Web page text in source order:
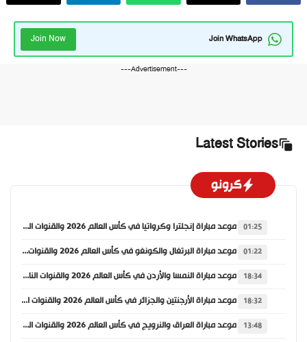
Join WhatsApp
Join Now
---Advertisement---
Latest Stories
كرونو
01:25 موعد مباراة إنجلترا وكرواتيا في كأس العالم 2026 والقنوات الناقلة
01:22 موعد مباراة البرتغال والكونغو في كأس العالم 2026 والقنوات الناقلة
18:34 موعد مباراة النمسا والأردن في كأس العالم 2026 والقنوات الناقلة
18:32 موعد مباراة الأرجنتين والجزائر في كأس العالم 2026 والقنوات الناقلة
13:48 موعد مباراة العراق والنرويج في كأس العالم 2026 والقنوات الناقلة